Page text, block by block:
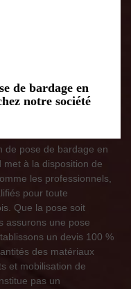
de bardage en
notre société
de pose de bardage en
à la disposition de
les professionnels,
pour toute
Que la pose soit
assurons une pose
un devis 100 %
des matériaux
et mobilisation de
pas un